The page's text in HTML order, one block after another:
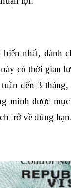
nhất, dành
có thời gian
đến 3
minh được
trở về đúng hạn.